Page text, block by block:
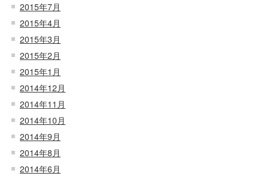
2015年7月
2015年4月
2015年3月
2015年2月
2015年1月
2014年12月
2014年11月
2014年10月
2014年9月
2014年8月
2014年6月